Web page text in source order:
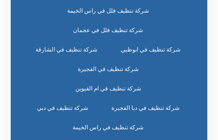
شركة تنظيف فلل في راس الخيمة
شركة تنظيف فلل في عجمان
شركة تنظيف في ابوظبي شركة تنظيف في الشارقة
شركة تنظيف في الفجيرة
شركة تنظيف في ام القيوين
شركة تنظيف في دبا الفجيرة شركة تنظيف في دبي
شركة تنظيف في راس الخيمة